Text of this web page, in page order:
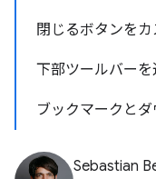
閉じるボタンを
下部ツールバーを
ブックマークと
Sebastian